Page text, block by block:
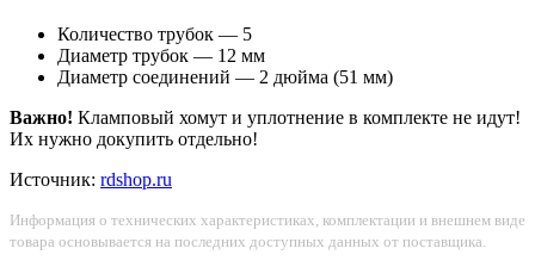
Количество трубок — 5
Диаметр трубок — 12 мм
Диаметр соединений — 2 дюйма (51 мм)
Важно! Кламповый хомут и уплотнение в комплекте не идут!
Их нужно докупить отдельно!
Источник: rdshop.ru
Информация о технических характеристиках, комплектации и внешнем виде
товара основывается на последних доступных данных от поставщика.